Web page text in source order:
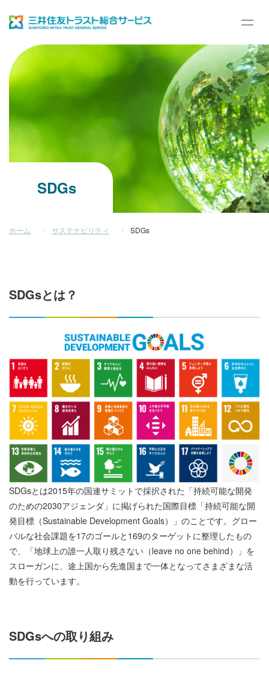
ン
バ
ー
ガ
ー
メ
ニ
ュ
ー
開
閉
ボ
タ
ン
ホーム
業務内容
サステナビリティ
採用情報
SDGs
ホーム サステナビリティ SDGs
SDGsとは？
SDGsとは2015年の国連サミットで採択された「持続可能な開発
のための2030アジェンダ」に掲げられた国際目標「持続可能な開
発目標（Sustainable Development Goals）」のことです。グロー
バルな社会課題を17のゴールと169のターゲットに整理したもの
で、「地球上の誰一人取り残さない（leave no one behind）」を
スローガンに、途上国から先進国まで一体となってさまざまな活
動を行っています。
SDGsへの取り組み